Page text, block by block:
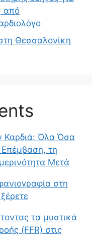
από
Θεσσαλονίκη
Καρδιά: Όλα Όσα
Επέμβαση, τη
Μετά
στη
τα μυστικά
(FFR) στις